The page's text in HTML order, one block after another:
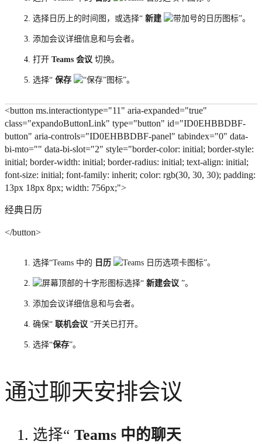
选择日历上的时间图，或选择“ 新建 ”。
添加会议详细信息和与会者。
打开 Teams 会议 切换。
选择“ 保存 ”。
<button ms.interactiontype="11" aria-expanded="true"
class="expandoButtonLink" type="button" id="ID0EHBBDBF-
button" aria-controls="ID0EHBBDBF-panel" tabindex="0" data-
bi-mto="" data-bi-slot="2" style="border-color: initial; border-style:
initial; border-width: initial; border-radius: initial; text-align: initial;
font-size: initial; font-family: inherit; color: rgb(30, 30, 30); padding:
13px 18px 8px; width: 756px;">
经典日历
</button>
选择“Teams 中的 日历 ”。
选择“ 新建会议 ”。
添加会议详细信息和与会者。
确保“ 联机会议 ”开关已打开。
选择“保存”。
通过聊天安排会议
选择“ Teams 中的聊天